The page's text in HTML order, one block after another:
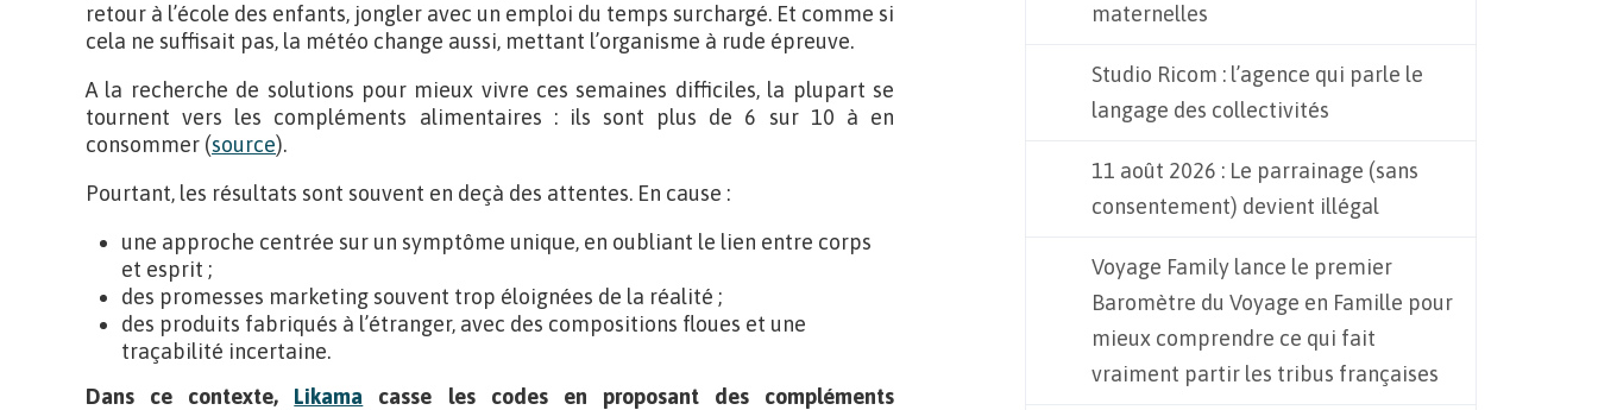
retour à l’école des enfants, jongler avec un emploi du temps surchargé. Et comme si
cela ne suffisait pas, la météo change aussi, mettant l’organisme à rude épreuve.
A la recherche de solutions pour mieux vivre ces semaines difficiles, la plupart se
tournent vers les compléments alimentaires : ils sont plus de 6 sur 10 à en
consommer (source).
Pourtant, les résultats sont souvent en deçà des attentes. En cause :
une approche centrée sur un symptôme unique, en oubliant le lien entre corps
et esprit ;
des promesses marketing souvent trop éloignées de la réalité ;
des produits fabriqués à l’étranger, avec des compositions floues et une
traçabilité incertaine.
Dans ce contexte, Likama casse les codes en proposant des compléments
maternelles
Studio Ricom : l’agence qui parle le
langage des collectivités
11 août 2026 : Le parrainage (sans
consentement) devient illégal
Voyage Family lance le premier
Baromètre du Voyage en Famille pour
mieux comprendre ce qui fait
vraiment partir les tribus françaises